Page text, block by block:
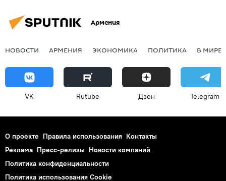
Армения
НОВОСТИ АРМЕНИЯ ЭКОНОМИКА ПОЛИТИКА В МИРЕ
VK Rutube Дзен Telegram
О проекте Правила использования Контакты
Реклама Пресс-релизы Новости компаний
Политика конфиденциальности
Политика использования Cookie